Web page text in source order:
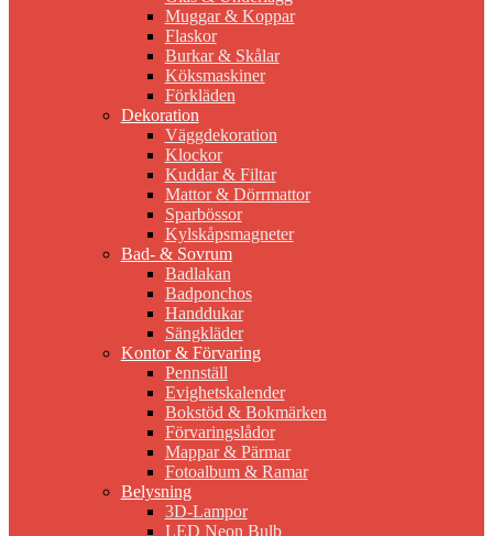
Muggar & Koppar
Flaskor
Burkar & Skålar
Köksmaskiner
Förkläden
Dekoration
Väggdekoration
Klockor
Kuddar & Filtar
Mattor & Dörrmattor
Sparbössor
Kylskåpsmagneter
Bad- & Sovrum
Badlakan
Badponchos
Handdukar
Sängkläder
Kontor & Förvaring
Pennställ
Evighetskalender
Bokstöd & Bokmärken
Förvaringslådor
Mappar & Pärmar
Fotoalbum & Ramar
Belysning
3D-Lampor
LED Neon Bulb